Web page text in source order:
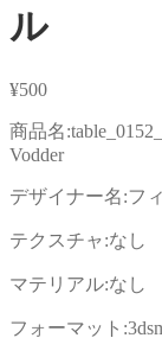
ル
¥500
商品名
Vodder
デザイナー名:フ
テクスチャ:なし
マテリアル:なし
フォーマット